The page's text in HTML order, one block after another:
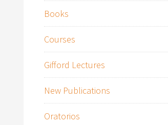
Books
Courses
Gifford Lectures
New Publications
Oratorios